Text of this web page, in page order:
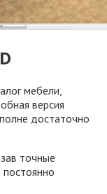
мебели,
версия
достаточно
точные